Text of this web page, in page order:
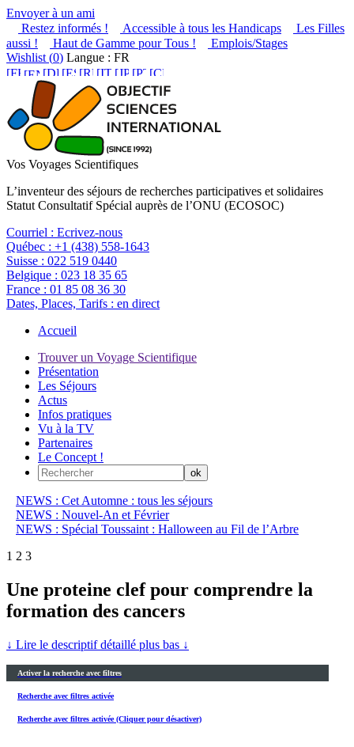
Envoyer à un ami
Restez informés !
Accessible à tous les Handicaps
Les Filles
aussi !
Haut de Gamme pour Tous !
Emplois/Stages
Wishlist (0) Langue : FR
Vos Voyages Scientifiques
L’inventeur des séjours de recherches participatives et solidaires
Statut Consultatif Spécial auprès de l’ONU (ECOSOC)
Courriel : Ecrivez-nous
Québec : +1 (438) 558-1643
Suisse : 022 519 0440
Belgique : 023 18 35 65
France : 01 85 08 36 30
Dates, Places, Tarifs : en direct
Accueil
Trouver un Voyage Scientifique
Présentation
Les Séjours
Actus
Infos pratiques
Vu à la TV
Partenaires
Le Concept !
NEWS : Cet Automne : tous les séjours
NEWS : Nouvel-An et Février
NEWS : Spécial Toussaint : Halloween au Fil de l’Arbre
1 2 3
Une proteine clef pour comprendre la
formation des cancers
↓ Lire le descriptif détaillé plus bas ↓
Activer la recherche avec filtres
Recherche avec filtres activée
Recherche avec filtres activée (Cliquer pour désactiver)